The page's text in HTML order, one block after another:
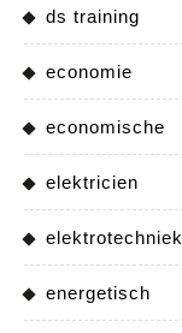
ds training
economie
economische
elektricien
elektrotechniek
energetisch